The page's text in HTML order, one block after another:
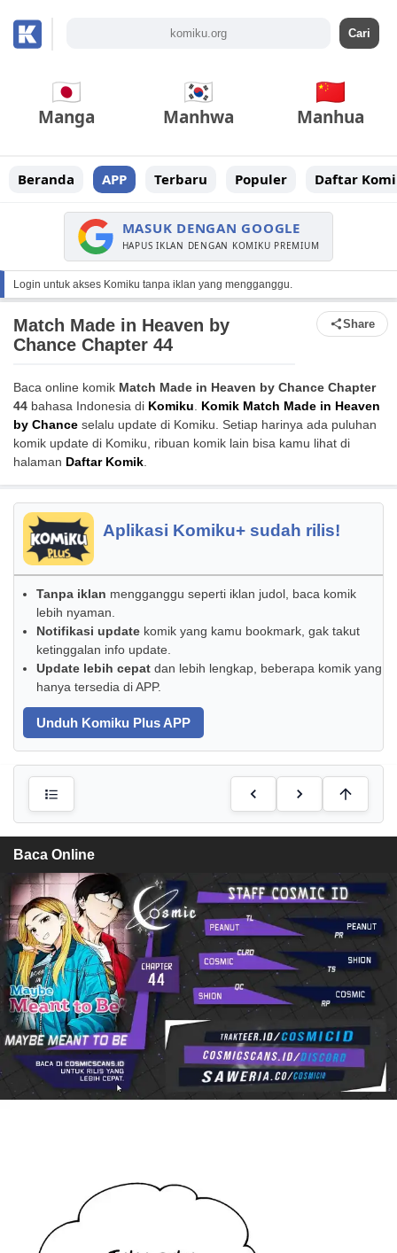
Manga Manhwa Manhua
Beranda APP Terbaru Populer Daftar
MASUK DENGAN GOOGLE
HAPUS IKLAN DENGAN KOMIKU PREMIUM
Login untuk akses Komiku tanpa iklan yang mengganggu.
Match Made in Heaven by
Chance Chapter 44
Share
Baca online komik Match Made in Heaven by Chance Chapter
44 bahasa Indonesia di Komiku. Komik Match Made in Heaven
by Chance selalu update di Komiku. Setiap harinya ada puluhan
komik update di Komiku, ribuan komik lain bisa kamu lihat di
halaman Daftar Komik.
Aplikasi Komiku+ sudah rilis!
Tanpa iklan mengganggu seperti iklan judol, baca komik
lebih nyaman.
Notifikasi update komik yang kamu bookmark, gak takut
ketinggalan info update.
Update lebih cepat dan lebih lengkap, beberapa komik yang
hanya tersedia di APP.
Unduh Komiku Plus APP
Baca Online